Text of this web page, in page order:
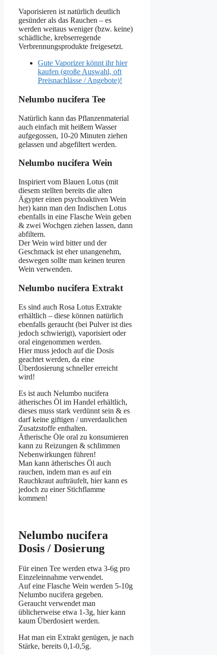
Vaporisieren ist natürlich deutlich
gesünder als das Rauchen – es
werden weitaus weniger (bzw. keine)
schädliche, krebserregende
Verbrennungsprodukte freigesetzt.
Gute Vaporizer könnt ihr hier
kaufen (große Auswahl, oft
Preisnachlässe / Angebote)!
Nelumbo nucifera Tee
Natürlich kann das Pflanzenmaterial
auch einfach mit heißem Wasser
aufgegossen, 10-20 Minuten ziehen
gelassen und abgefiltert werden.
Nelumbo nucifera Wein
Inspiriert vom Blauen Lotus (mit
diesem stellten bereits die alten
Ägypter einen psychoaktiven Wein
her) kann man den Indischen Lotus
ebenfalls in eine Flasche Wein geben
& zwei Wochgen ziehen lassen, dann
abfiltern.
Der Wein wird bitter und der
Geschmack ist eher unangenehm,
deswegen sollte man keinen teuren
Wein verwenden.
Nelumbo nucifera Extrakt
Es sind auch Rosa Lotus Extrakte
erhältlich – diese können natürlich
ebenfalls geraucht (bei Pulver ist dies
jedoch schwierigt), vaporisiert oder
oral eingenommen werden.
Hier muss jedoch auf die Dosis
geachtet werden, da eine
Überdosierung schneller erreicht
wird!
Es ist auch Nelumbo nucifera
ätherisches Öl im Handel erhältlich,
dieses muss stark verdünnt sein & es
darf keine giftigen / unverdaulichen
Zusatzstoffe enthalten.
Ätherische Öle oral zu konsumieren
kann zu Reizungen & schlimmen
Nebenwirkungen führen!
Man kann ätherisches Öl auch
rauchen, indem man es auf ein
Rauchkraut aufträufelt, hier kann es
jedoch zu einer Stichflamme
kommen!
Nelumbo nucifera
Dosis / Dosierung
Für einen Tee werden etwa 3-6g pro
Einzeleinnahme verwendet.
Auf eine Flasche Wein werden 5-10g
Nelumbo nucifera gegeben.
Geraucht verwendet man
üblicherweise etwa 1-3g, hier kann
kaum Überdosiert werden.
Hat man ein Extrakt genügen, je nach
Stärke, bereits 0,1-0,5g.